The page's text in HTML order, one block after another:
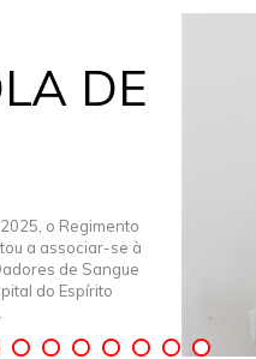
DE
o Regimento
a associar-se à
de Sangue
do Espírito